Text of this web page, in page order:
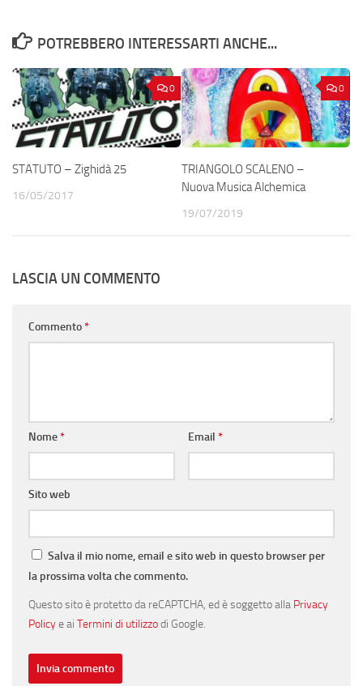
POTREBBERO INTERESSARTI ANCHE...
0
STATUTO – Zighidà 25
16/05/2017
0
TRIANGOLO SCALENO –
Nuova Musica Alchemica
19/07/2019
LASCIA UN COMMENTO
Commento*
Nome* Email *
Sito web
Salva il mio nome, email e sito web in questo browser per
la prossima volta che commento.
Questo sito è protetto da reCAPTCHA, ed è soggetto alla Privacy
Policye ai Termini di utilizzodi Google.